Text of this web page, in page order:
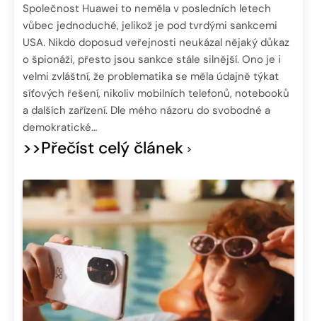
Společnost Huawei to neměla v posledních letech
vůbec jednoduché, jelikož je pod tvrdými sankcemi
USA. Nikdo doposud veřejnosti neukázal nějaký důkaz
o špionáži, přesto jsou sankce stále silnější. Ono je i
velmi zvláštní, že problematika se měla údajně týkat
síťových řešení, nikoliv mobilních telefonů, notebooků
a dalších zařízení. Dle mého názoru do svobodné a
demokratické…
>>Přečíst celý článek